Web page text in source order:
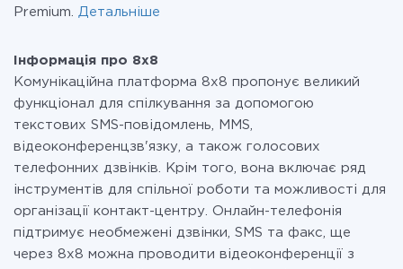
Premium. Детальніше
Інформація про 8x8
Комунікаційна платформа 8х8 пропонує великий
функціонал для спілкування за допомогою
текстових SMS-повідомлень, MMS,
відеоконференцзв'язку, а також голосових
телефонних дзвінків. Крім того, вона включає ряд
інструментів для спільної роботи та можливості для
організації контакт-центру. Онлайн-телефонія
підтримує необмежені дзвінки, SMS та факс, ще
через 8х8 можна проводити відеоконференції з